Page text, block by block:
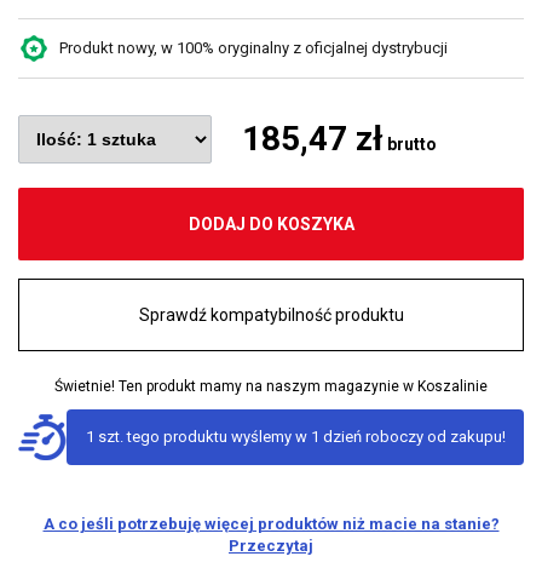
Produkt nowy, w 100% oryginalny z oficjalnej dystrybucji
185,47 zł brutto
DODAJ DO KOSZYKA
Sprawdź kompatybilność produktu
Świetnie! Ten produkt mamy na naszym magazynie w Koszalinie
1 szt. tego produktu wyślemy w 1 dzień roboczy od zakupu!
A co jeśli potrzebuję więcej produktów niż macie na stanie?
Przeczytaj